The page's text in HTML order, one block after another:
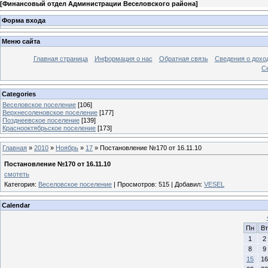
[Финансовый отдел Администрации Веселовского района]
Форма входа
Меню сайта
Главная страница Информация о нас Обратная связь
Сведения о
Categories
Веселовское поселение [106]
Верхнесоленовское поселение [177]
Позднеевское поселение [139]
Краснооктябрьское поселение [173]
Главная » 2010 » Ноябрь » 17 » Постановление №170 от 16.11.10
Постановление №170 от 16.11.10
смотеть
Категория: Веселовское поселение Просмотров: 515 | Добавил: VESEL
Calendar
Пн
Вт
1
2
8
9
15
16